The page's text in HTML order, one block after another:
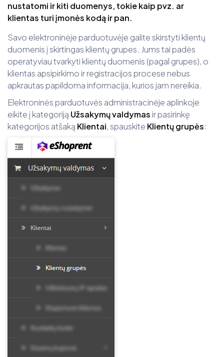
nustatomi ir kiti duomenys, tokie kaip pvz. ar
klientas turi įmonės kodą ir pan.
Savo elektroninėje parduotuvėje galite skirstyti klientų
duomenis į skirtingas klientų grupes. Jums tai padės
operatyviau tvarkyti klientų duomenis (pagal grupes), o
klientas apsipirkimo ir registracijos procese nebus
apkrautas papildoma informacija, kurios jam nereikia.
Elektroninės parduotuvės administracinėje aplinkoje
eikite į kategoriją Užsakymų valdymas ir pasirinkę
kategorijos atšaką Klientai, spauskite Klientų grupės: